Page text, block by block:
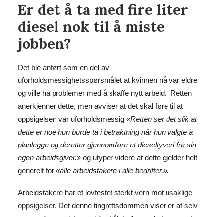
Er det å ta med fire liter
diesel nok til å miste
jobben?
Det ble anført som en del av
uforholdsmessighetsspørsmålet at kvinnen nå var eldre
og ville ha problemer med å skaffe nytt arbeid. Retten
anerkjenner dette, men avviser at det skal føre til at
oppsigelsen var uforholdsmessig «Retten ser det slik at
dette er noe hun burde ta i betraktning når hun valgte å
planlegge og deretter gjennomføre et dieseltyveri fra sin
egen arbeidsgiver.» og utyper videre at dette gjelder helt
generelt for «alle arbeidstakere i alle bedrifter.».
Arbeidstakere har et lovfestet sterkt vern mot usaklige
oppsigelser. Det denne tingrettsdommen viser er at selv